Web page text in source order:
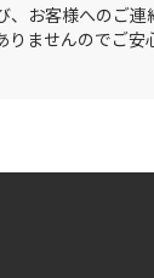
お客様へのご
ませんのでご安